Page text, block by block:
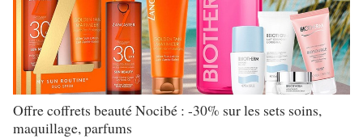
Offre coffrets beauté Nocibé : -30% sur les sets soins,
maquillage, parfums